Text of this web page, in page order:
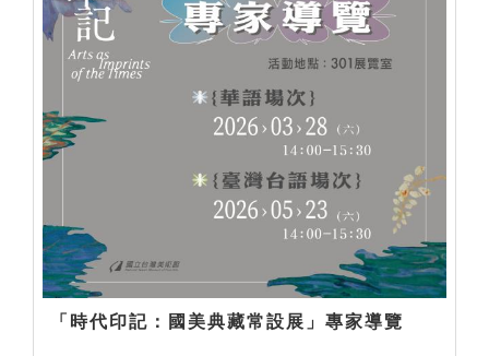
「時代印記：國美典藏常設展」專家導覽